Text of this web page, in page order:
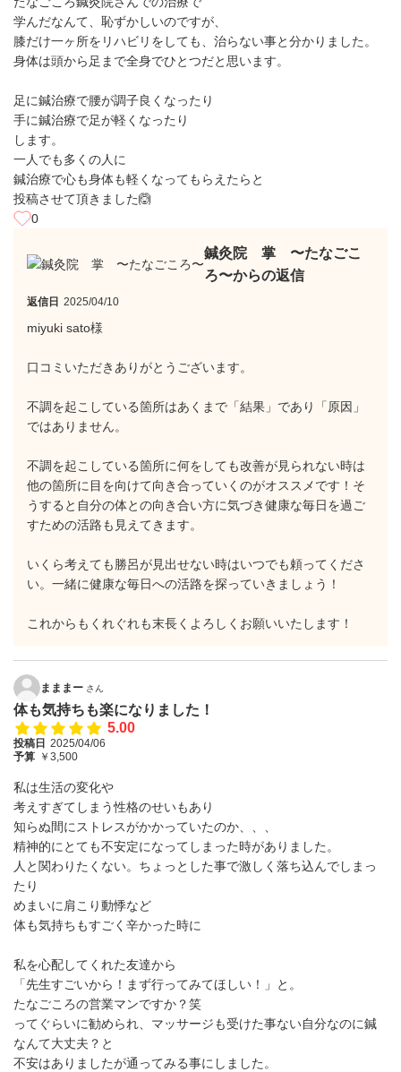
学んだなんて、恥ずかしいのですが、
膝だけ一ヶ所をリハビリをしても、治らない事と分かりました。
身体は頭から足まで全身でひとつだと思います。
足に鍼治療で腰が調子良くなったり
手に鍼治療で足が軽くなったり
します。
一人でも多くの人に
鍼治療で心も身体も軽くなってもらえたらと
投稿させて頂きました🙆
0
鍼灸院 掌 〜たなごこ
ろ〜からの返信
返信日 2025/04/10
miyuki sato様
口コミいただきありがとうございます。
不調を起こしている箇所はあくまで「結果」であり「原因」
ではありません。
不調を起こしている箇所に何をしても改善が見られない時は
他の箇所に目を向けて向き合っていくのがオススメです！そ
うすると自分の体との向き合い方に気づき健康な毎日を過ご
すための活路も見えてきます。
いくら考えても勝呂が見出せない時はいつでも頼ってくださ
い。一緒に健康な毎日への活路を探っていきましょう！
これからもくれぐれも末長くよろしくお願いいたします！
まままー さん
体も気持ちも楽になりました！
5.00
投稿日 2025/04/06
予算 ￥3,500
私は生活の変化や
考えすぎてしまう性格のせいもあり
知らぬ間にストレスがかかっていたのか、、、
精神的にとても不安定になってしまった時がありました。
人と関わりたくない。ちょっとした事で激しく落ち込んでしまっ
たり
めまいに肩こり動悸など
体も気持ちもすごく辛かった時に
私を心配してくれた友達から
「先生すごいから！まず行ってみてほしい！」と。
たなごころの営業マンですか？笑
ってぐらいに勧められ、マッサージも受けた事ない自分なのに鍼
なんて大丈夫？と
不安はありましたが通ってみる事にしました。